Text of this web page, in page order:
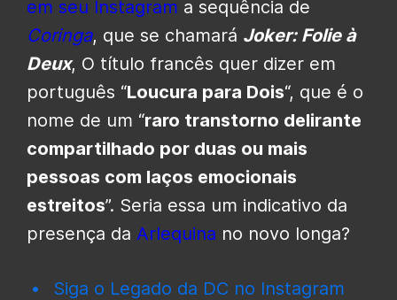
em seu Instagram a sequência de
Coringa, que se chamará Joker: Folie à
Deux, O título francês quer dizer em
português “Loucura para Dois“, que é o
nome de um “raro transtorno delirante
compartilhado por duas ou mais
pessoas com laços emocionais
estreitos”. Seria essa um indicativo da
presença da Arlequina no novo longa?
Siga o Legado da DC no Instagram